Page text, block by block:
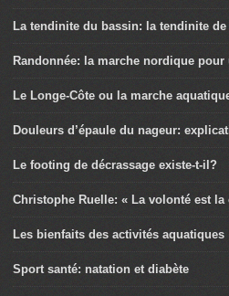
La tendinite du bassin: la tendinite
Randonnée: la marche nordique
Le Longe-Côte ou la marche
Douleurs d’épaule du nageur:
Le footing de décrassage existe-t-il?
Christophe Ruelle: « La volonté est
Les bienfaits des activités aquatiques
Sport santé: natation et diabète